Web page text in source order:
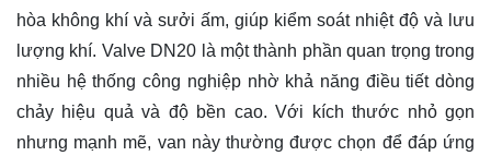
hòa không khí và sưởi ấm, giúp kiểm soát nhiệt độ và lưu
lượng khí. Valve DN20 là một thành phần quan trọng trong
nhiều hệ thống công nghiệp nhờ khả năng điều tiết dòng
chảy hiệu quả và độ bền cao. Với kích thước nhỏ gọn
nhưng mạnh mẽ, van này thường được chọn để đáp ứng